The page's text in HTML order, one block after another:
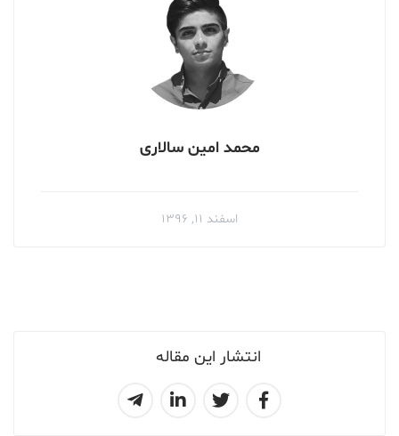
انتشار این مقاله
محمد امین سالاری
اسفند ۱۱, ۱۳۹۶